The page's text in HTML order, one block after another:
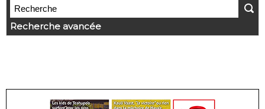
Recherche avancée